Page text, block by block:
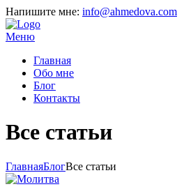
Напишите мне: info@ahmedova.com
Меню
Главная
Обо мне
Блог
Контакты
Все статьи
ГлавнаяБлогВсе статьи